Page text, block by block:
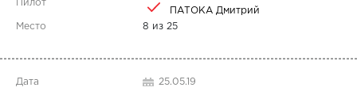
ПАТОКА Дмитрий
8 из 25
25.05.19